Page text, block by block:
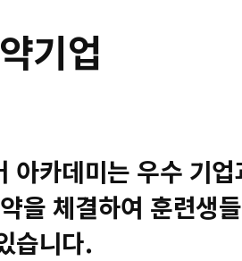
기업
아카데미는 우수 기
을 체결하여 훈련생
습니다.